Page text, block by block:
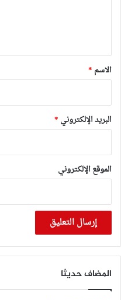
*
الاسم *
البريد الإلكتروني *
الموقع الإلكتروني
المضاف حديثا